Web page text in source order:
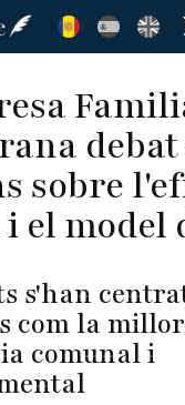
debat
sobre
el model
s'han
com la
comunal i